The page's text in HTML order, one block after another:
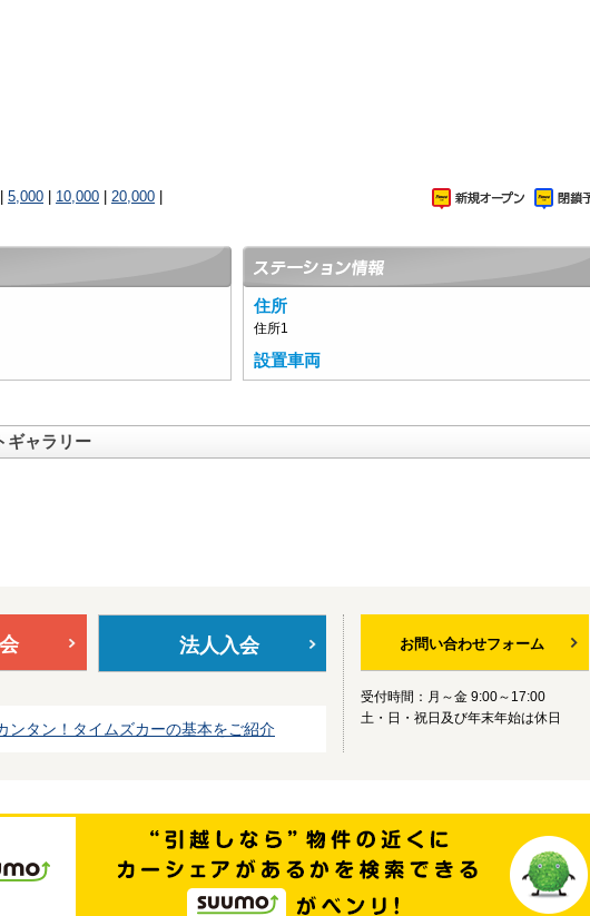
5,000 10,000 20,000
住所
住所1
設置車両
ギャラリー
法人入会
ンタン！タイムズカーの基本をご紹介
お問い合わせフォーム
受付時間：月～金 9:00～17:00
土・日・祝日及び年末年始は休日